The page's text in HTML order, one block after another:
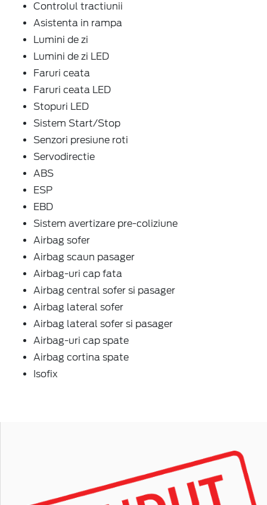
Controlul tractiunii
Asistenta in rampa
Lumini de zi
Lumini de zi LED
Faruri ceata
Faruri ceata LED
Stopuri LED
Sistem Start/Stop
Senzori presiune roti
Servodirectie
ABS
ESP
EBD
Sistem avertizare pre-coliziune
Airbag sofer
Airbag scaun pasager
Airbag-uri cap fata
Airbag central sofer si pasager
Airbag lateral sofer
Airbag lateral sofer si pasager
Airbag-uri cap spate
Airbag cortina spate
Isofix